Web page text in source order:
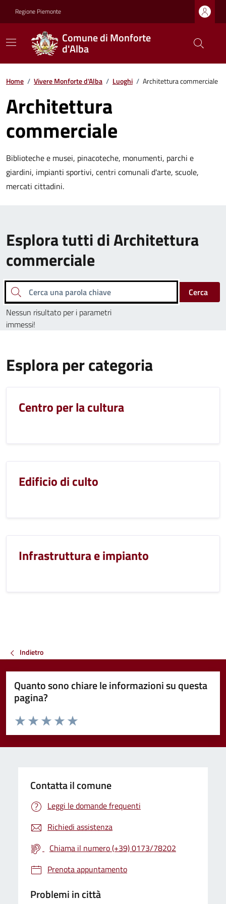
Regione Piemonte
Comune di Monforte
d'Alba
Home / Vivere Monforte d'Alba / Luoghi / Architettura commerciale
Architettura
commerciale
Biblioteche e musei, pinacoteche, monumenti, parchi e
giardini, impianti sportivi, centri comunali d'arte, scuole,
mercati cittadini.
Esplora tutti di Architettura
commerciale
Cerca una parola chiave
Cerca
Nessun risultato per i parametri
immessi!
Esplora per categoria
Centro per la cultura
Edificio di culto
Infrastruttura e impianto
Indietro
Quanto sono chiare le informazioni su questa
pagina?
Valuta da 1 a 5 stelle la pagina
Valuta 5 stelle su 5
Valuta 4 stelle su 5
Valuta 3 stelle su 5
Valuta 2 stelle su 5
Valuta 1 stelle su 5
Contatta il comune
Leggi le domande frequenti
Richiedi assistenza
Chiama il numero (+39) 0173/78202
Prenota appuntamento
Problemi in città